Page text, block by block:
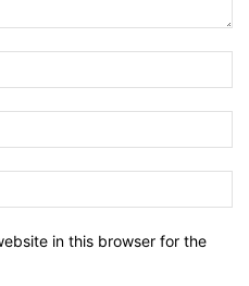
in this browser for the